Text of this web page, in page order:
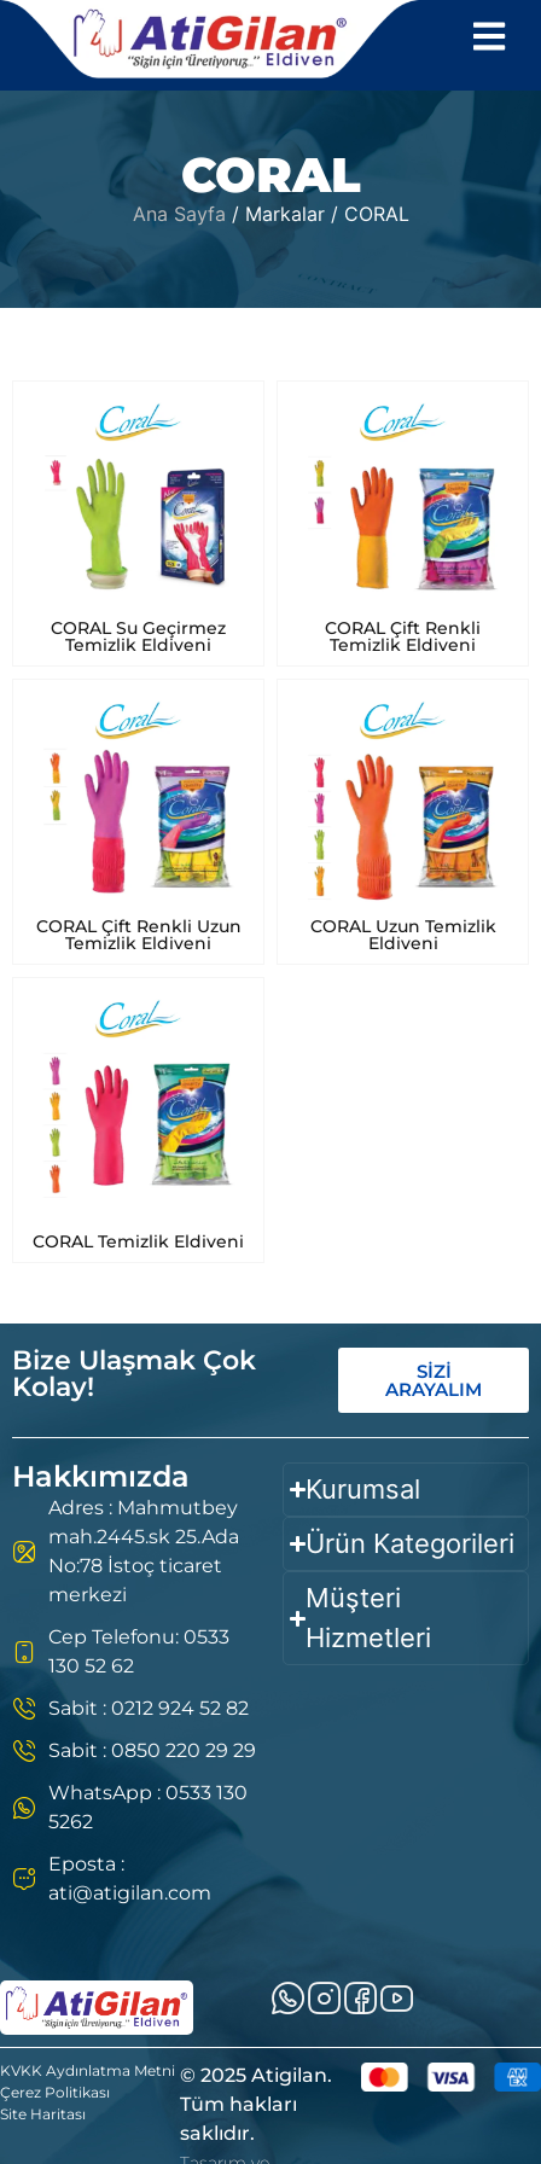
CORAL
Ana Sayfa / Markalar / CORAL
CORAL Su Geçirmez
Temizlik Eldiveni
CORAL Çift Renkli
Temizlik Eldiveni
CORAL Çift Renkli Uzun
Temizlik Eldiveni
CORAL Uzun Temizlik
Eldiveni
CORAL Temizlik Eldiveni
Bize Ulaşmak Çok
Kolay!
SİZİ
ARAYALIM
Hakkımızda
Adres : Mahmutbey
mah.2445.sk 25.Ada
No:78 İstoç ticaret
merkezi
Cep Telefonu: 0533
130 52 62
Sabit : 0212 924 52 82
Sabit : 0850 220 29 29
WhatsApp : 0533 130
5262
Eposta :
ati@atigilan.com
Kurumsal
Ürün Kategorileri
Müşteri
Hizmetleri
© 2025 Atigilan.
Tüm hakları
saklıdır.
KVKK Aydınlatma Metni
Çerez Politikası
Site Haritası